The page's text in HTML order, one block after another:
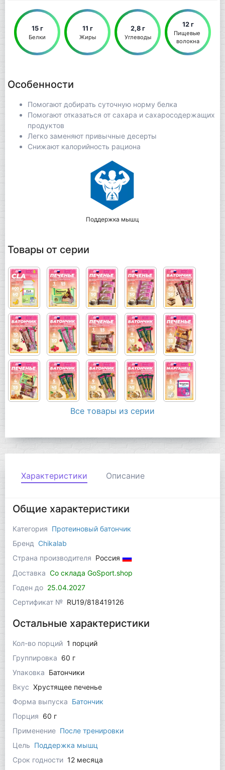
15 г
Белки
11 г
Жиры
2,8 г
Углеводы
12 г
Пищевые
волокна
Особенности
Помогают добирать суточную норму белка
Помогают отказаться от сахара и сахаросодержащих
продуктов
Легко заменяют привычные десерты
Снижают калорийность рациона
Поддержка мышц
Товары от серии
Все товары из серии
Характеристики Описание
Общие характеристики
Категория Протеиновый батончик
Бренд
Chikalab
Страна производителя Россия
Доставка Со склада GoSport.shop
Годен до 25.04.2027
Сертификат № RU19/818419126
Остальные характеристики
Кол-во порций 1 порций
Группировка 60 г
Упаковка Батончики
Вкус Хрустящее печенье
Форма выпуска Батончик
Порция 60 г
Применение После тренировки
Цель Поддержка мышц
Срок годности 12 месяца